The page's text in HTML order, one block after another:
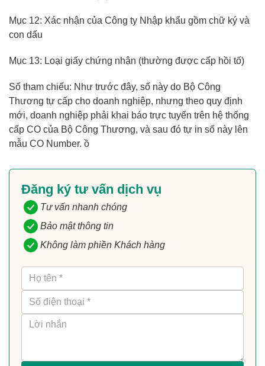
Mục 12: Xác nhận của Công ty Nhập khẩu gồm chữ ký và
con dấu
Mục 13: Loại giấy chứng nhận (thường được cấp hồi tố)
Số tham chiếu: Như trước đây, số này do Bộ Công
Thương tự cấp cho doanh nghiệp, nhưng theo quy định
mới, doanh nghiệp phải khai báo trực tuyến trên hệ thống
cấp CO của Bộ Công Thương, và sau đó tự in số này lên
mẫu CO Number. ồ
Đăng ký tư vấn dịch vụ
Tư vấn nhanh chóng
Bảo mật thông tin
Không làm phiền Khách hàng